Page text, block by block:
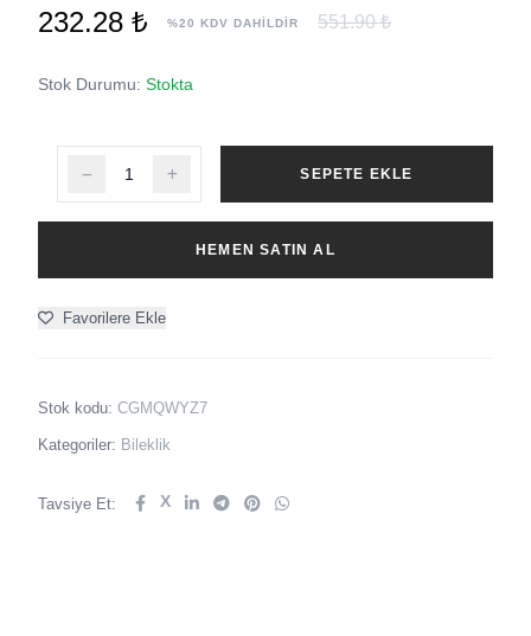
232.28 ₺
%20 KDV DAHİLDİR 551.90 ₺
Stok Durumu: Stokta
SEPETE EKLE
HEMEN SATIN AL
Favorilere Ekle
Stok kodu: CGMQWYZ7
Kategoriler: Bileklik
Tavsiye Et: X